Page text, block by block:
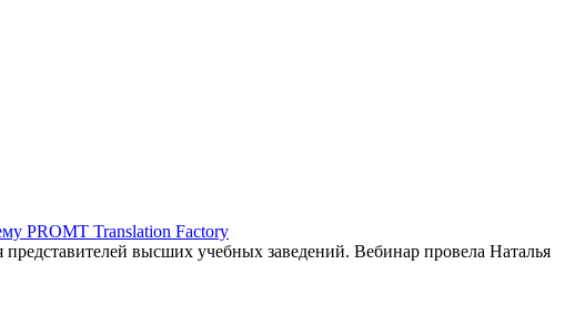
PROMT Translation Factory
высших учебных заведений. Вебинар провела Наталья